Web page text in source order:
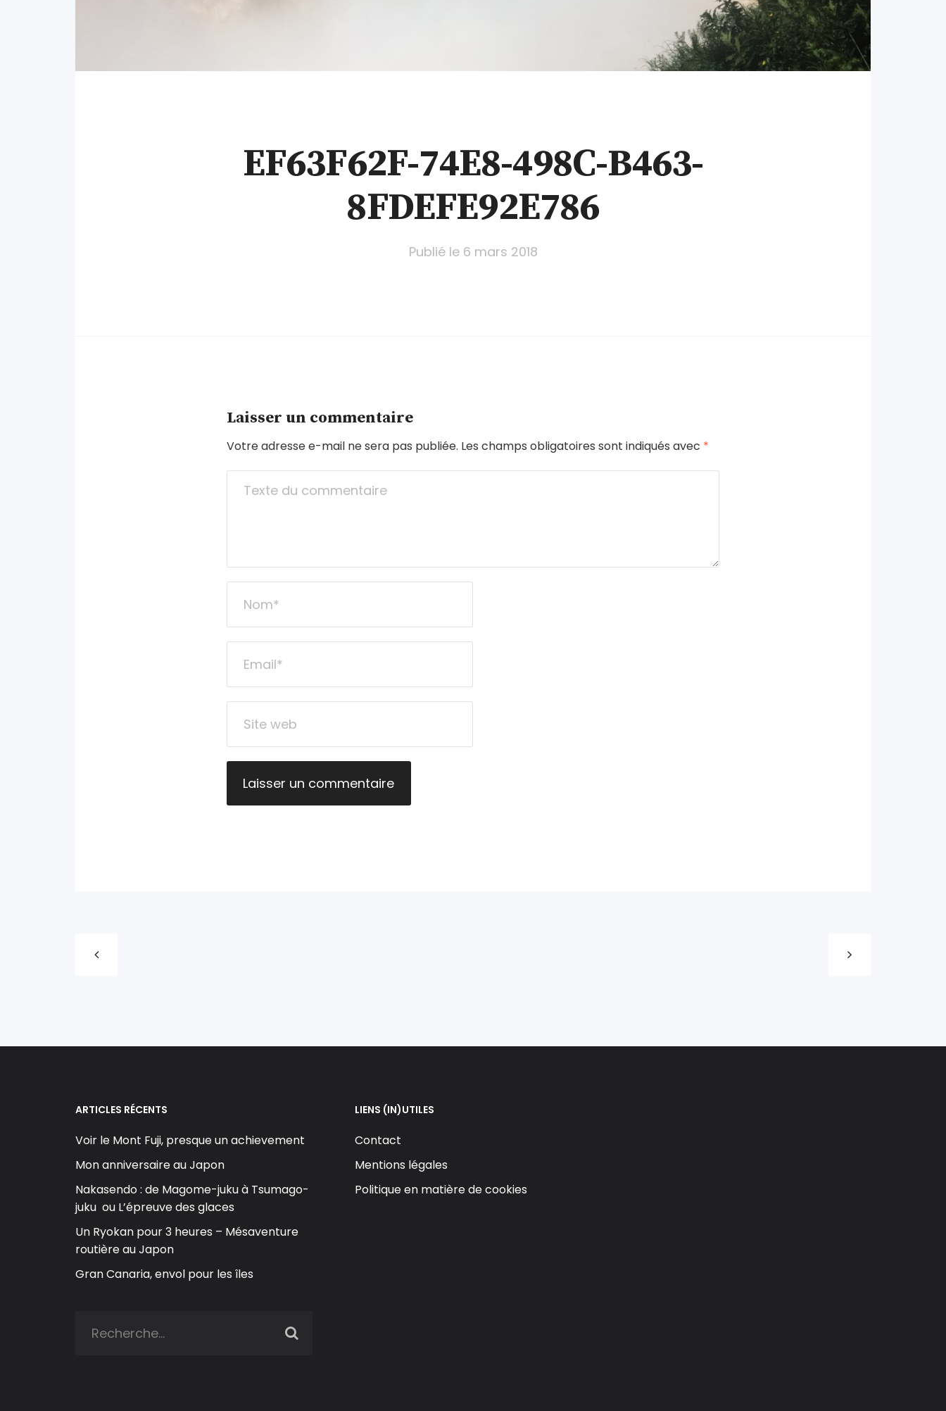
EF63F62F-74E8-498C-B463-
8FDEFE92E786
Publié le 6 mars 2018
Laisser un commentaire
Votre adresse e-mail ne sera pas publiée. Les champs obligatoires sont indiqués avec *
ARTICLES RÉCENTS
Voir le Mont Fuji, presque un achievement
Mon anniversaire au Japon
Nakasendo : de Magome-juku à Tsumago-
juku ou L’épreuve des glaces
Un Ryokan pour 3 heures – Mésaventure
routière au Japon
Gran Canaria, envol pour les îles
LIENS (IN)UTILES
Contact
Mentions légales
Politique en matière de cookies